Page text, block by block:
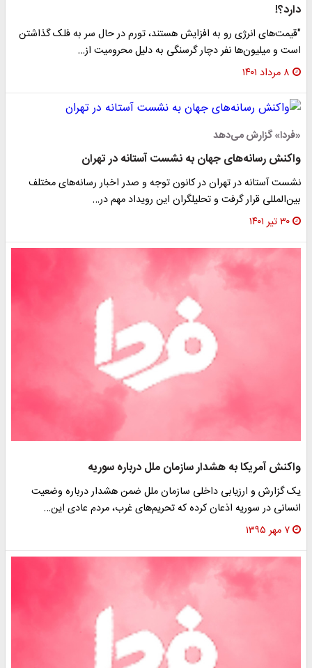
دارد؟!
"قیمت‌های انرژی رو به افزایش هستند، تورم در حال سر به فلک گذاشتن
است و میلیون‌ها نفر دچار گرسنگی به دلیل محرومیت از…
۸ مرداد ۱۴۰۱
«فردا» گزارش می‌دهد
واکنش رسانه‌های جهان به نشست آستانه در تهران
نشست آستانه در تهران در کانون توجه و صدر اخبار رسانه‌های مختلف
بین‌المللی قرار گرفت و تحلیلگران این رویداد مهم در…
۳۰ تیر ۱۴۰۱
واکنش آمریکا به هشدار سازمان ملل درباره سوریه
یک گزارش و ارزیابی داخلی سازمان ملل ضمن هشدار درباره وضعیت
انسانی در سوریه اذعان کرده که تحریم‌های غرب، مردم عادی این…
۷ مهر ۱۳۹۵